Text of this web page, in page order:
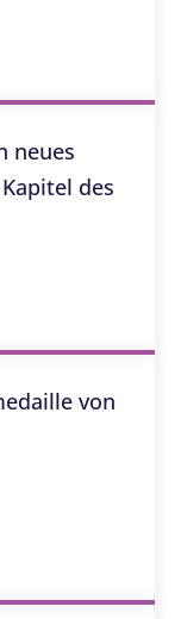
neues
des
von